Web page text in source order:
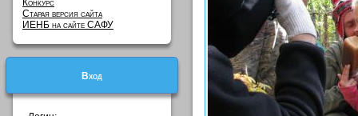
Конкурс
Старая версия сайта
ИЕНБ на сайте САФУ
Вход